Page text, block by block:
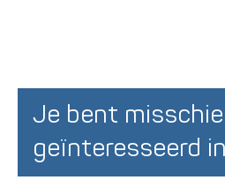
Je bent
geïnteresseerd in